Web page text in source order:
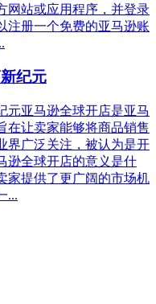
网站或应用程序，并登录
注册一个免费的亚马逊账
纪元
元亚马逊全球开店是亚马
在让卖家能够将商品销售
界广泛关注，被认为是开
逊全球开店的意义是什
家提供了更广阔的市场机
...